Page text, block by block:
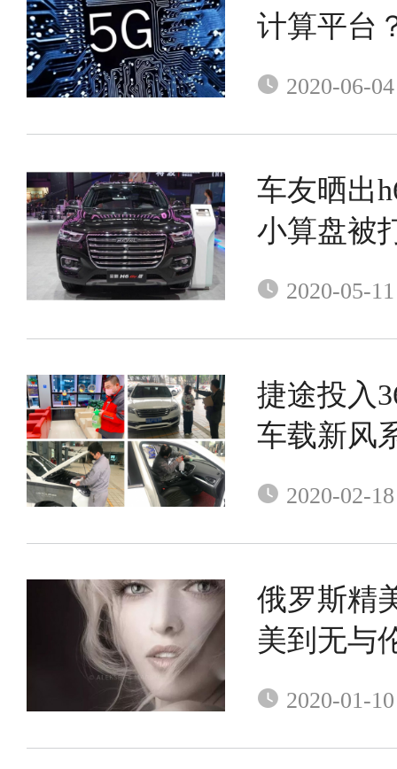
计算平台
2020-06-04
车友晒出
小算盘被
么高
2020-05-11
捷途投入
车载新风
2020-02-18
俄罗斯精
美到无与
2020-01-10